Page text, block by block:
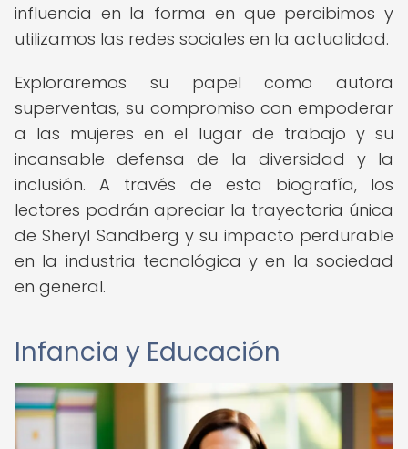
influencia en la forma en que percibimos y
utilizamos las redes sociales en la actualidad.
Exploraremos su papel como autora
superventas, su compromiso con empoderar
a las mujeres en el lugar de trabajo y su
incansable defensa de la diversidad y la
inclusión. A través de esta biografía, los
lectores podrán apreciar la trayectoria única
de Sheryl Sandberg y su impacto perdurable
en la industria tecnológica y en la sociedad
en general.
Infancia y Educación